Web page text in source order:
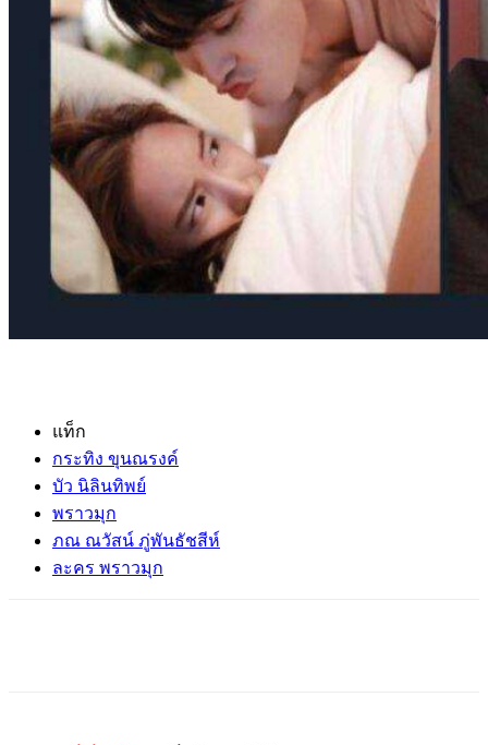
แท็ก
กระทิง ขุนณรงค์
บัว นิลินทิพย์
พราวมุก
ภณ ณวัสน์ ภู่พันธัชสีห์
ละคร พราวมุก